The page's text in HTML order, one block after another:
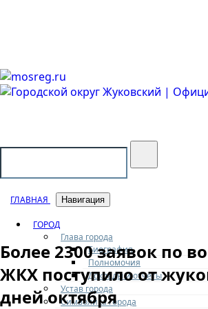
ГЛАВНАЯ Навигация
ГОРОД
Глава города
Биография
Полномочия
Доклады и отчеты
Устав города
Символика города
Более 2300 заявок по
ЖКХ поступило от
дней октября